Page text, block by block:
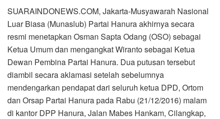
SUARAINDONEWS.COM, Jakarta-Musyawarah Nasional
Luar Biasa (Munaslub) Partai Hanura akhirnya secara
resmi menetapkan Osman Sapta Odang (OSO) sebagai
Ketua Umum dan mengangkat Wiranto sebagai Ketua
Dewan Pembina Partai Hanura. Dua putusan tersebut
diambil secara aklamasi setelah sebelumnya
mendengarkan pendapat dari seluruh ketua DPD, Ortom
dan Orsap Partai Hanura pada Rabu (21/12/2016) malam
di kantor DPP Hanura, Jalan Mabes Hankam, Cilangkap,